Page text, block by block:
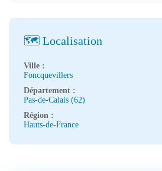
🗺️ Localisation
Ville :
Foncquevillers
Département :
Pas-de-Calais (62)
Région :
Hauts-de-France